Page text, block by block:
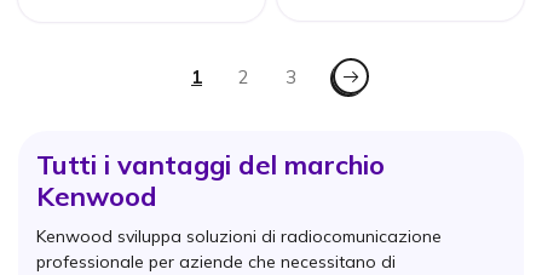
Pagina
Attualmente stai leggendo la pagina
1 Pagina
2 Pagina
3 Pagina - Successivo
Tutti i vantaggi del marchio
Kenwood
Kenwood sviluppa soluzioni di radiocomunicazione
professionale per aziende che necessitano di